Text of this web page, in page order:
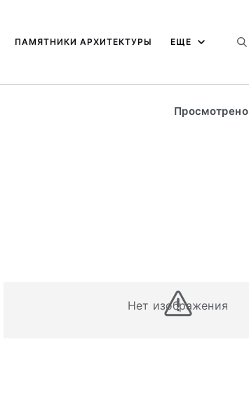
ПАМЯТНИКИ АРХИТЕКТУРЫ ЕЩЕ
Просмотрено
Нет изображения